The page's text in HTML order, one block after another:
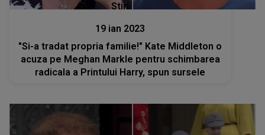
Stiri
19 ian 2023
"Si-a tradat propria familie!" Kate Middleton o
acuza pe Meghan Markle pentru schimbarea
radicala a Printului Harry, spun sursele